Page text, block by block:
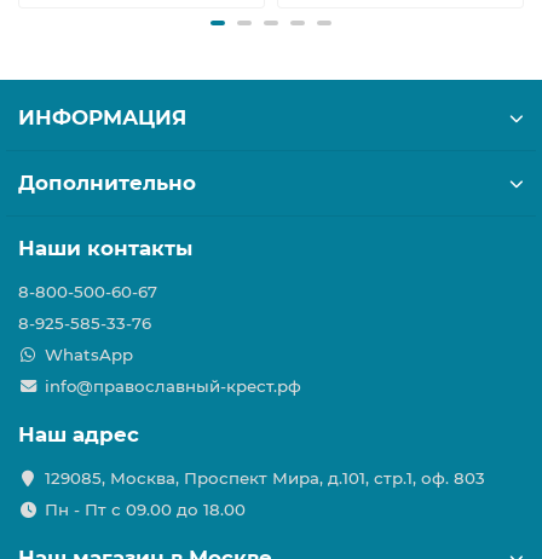
ИНФОРМАЦИЯ
Дополнительно
Наши контакты
8-800-500-60-67
8-925-585-33-76
WhatsApp
info@православный-крест.рф
Наш адрес
129085, Москва, Проспект Мира, д.101, стр.1, оф. 803
Пн - Пт с 09.00 до 18.00